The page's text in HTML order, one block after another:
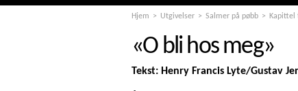
Hjem Utgivelser Salmer på pøbb Kapittel
«O bli hos meg»
Tekst: Henry Francis Lyte/Gustav